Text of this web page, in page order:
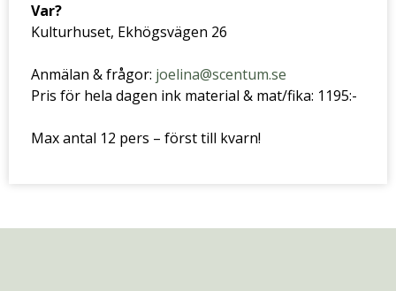
Var?
Kulturhuset, Ekhögsvägen 26
Anmälan & frågor: joelina@scentum.se
Pris för hela dagen ink material & mat/fika: 1195:-
Max antal 12 pers – först till kvarn!